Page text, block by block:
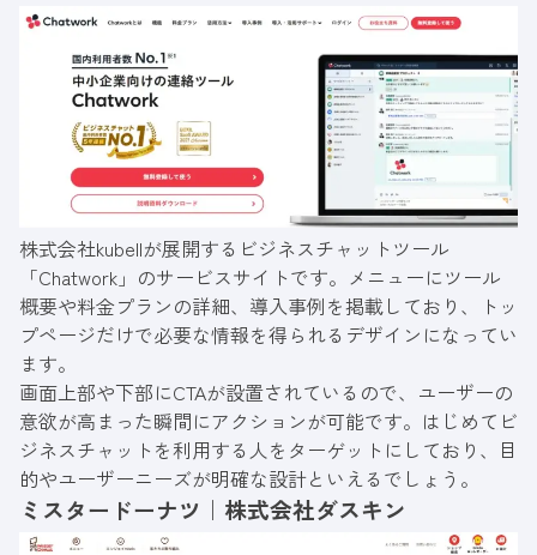
株式会社kubellが展開するビジネスチャットツール
「Chatwork 」のサービスサイトです。メニューにツール
概要や料金プランの詳細、導入事例を掲載しており、トッ
プページだけで必要な情報を得られるデザインになってい
ます。
画面上部や下部にCTAが設置されているので、ユーザーの
意欲が高まった瞬間にアクションが可能です。はじめてビ
ジネスチャットを利用する人をターゲットにしており、目
的やユーザーニーズが明確な設計といえるでしょう。
ミスタードーナツ｜株式会社ダスキン